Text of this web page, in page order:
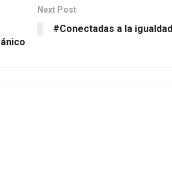
Next Post
#Conectadas a la